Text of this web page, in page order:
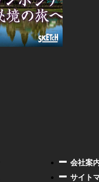
会社案
サイト